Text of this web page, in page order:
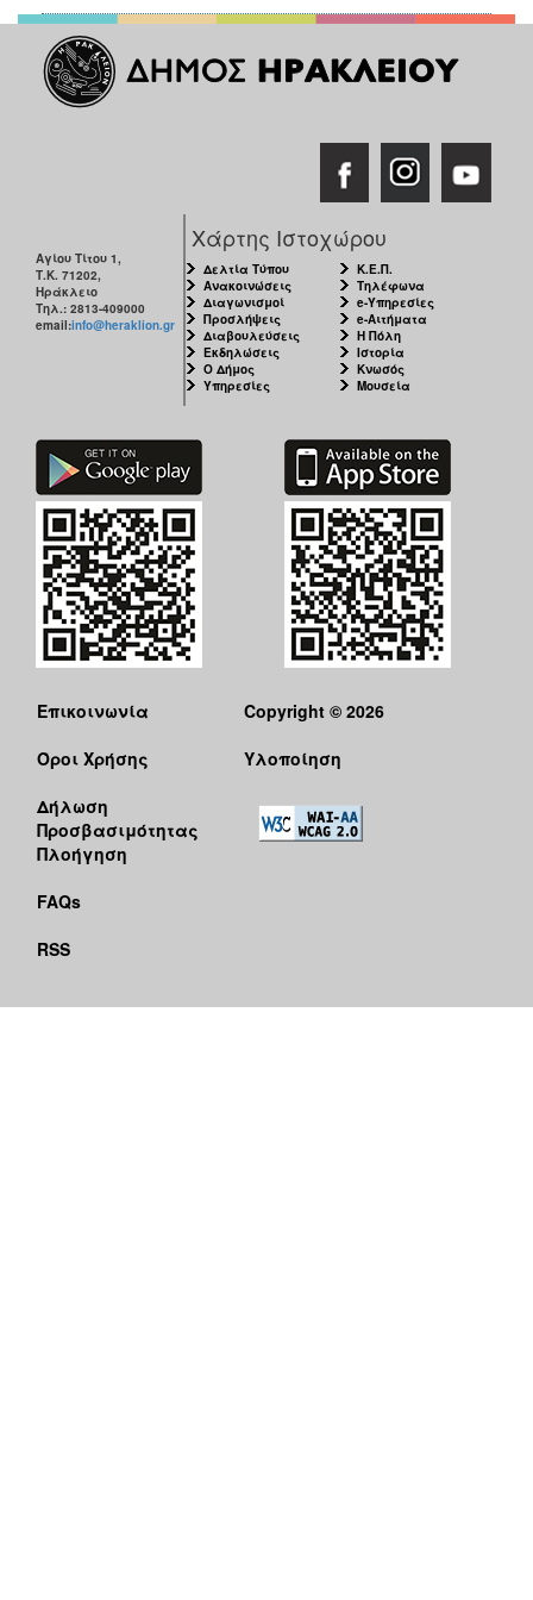
Αγίου Τίτου 1,
Τ.Κ. 71202,
Ηράκλειο
Τηλ.: 2813-409000
email:info@heraklion.gr
Χάρτης Ιστοχώρου
Δελτία Τύπου
Ανακοινώσεις
Διαγωνισμοί
Προσλήψεις
Διαβουλεύσεις
Εκδηλώσεις
Ο Δήμος
Υπηρεσίες
Κ.Ε.Π.
Τηλέφωνα
e-Υπηρεσίες
e-Αιτήματα
Η Πόλη
Ιστορία
Κνωσός
Μουσεία
Επικοινωνία
Όροι Χρήσης
Δήλωση
Προσβασιμότητας
Πλοήγηση
FAQs
RSS
Copyright © 2026
Υλοποίηση